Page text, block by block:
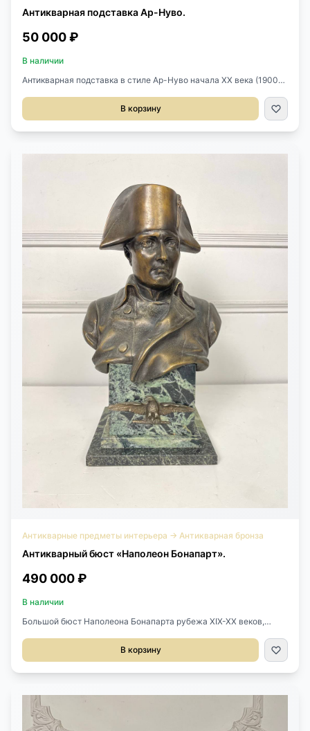
Антикварная подставка Ар-Нуво.
50 000 ₽
В наличии
Антикварная подставка в стиле Ар-Нуво начала XX века (1900-
В корзину
Антикварные предметы интерьера → Антикварная бронза
Антикварный бюст «Наполеон Бонапарт».
490 000 ₽
В наличии
Большой бюст Наполеона Бонапарта рубежа XIX-XX веков,
подпись скульптора Raphaël Nannini.Размер 21х19х49h см.
В корзину